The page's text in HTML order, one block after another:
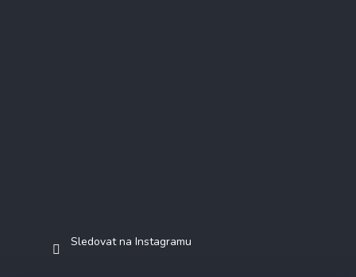
Sledovat na Instagramu